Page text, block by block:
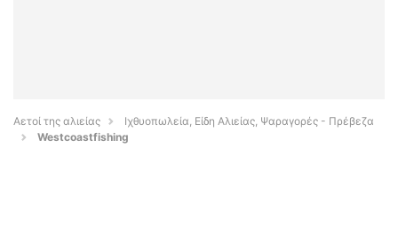
Αετοί της αλιείας
Ιχθυοπωλεία, Είδη Αλιείας, Ψαραγορές - Πρέβεζα
Westcoastfishing